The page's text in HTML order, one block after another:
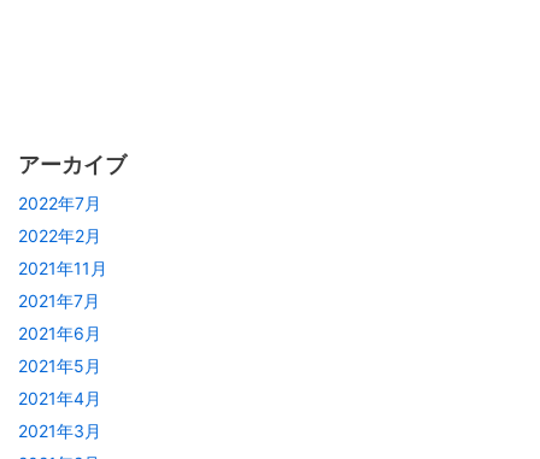
アーカイブ
2022年7月
2022年2月
2021年11月
2021年7月
2021年6月
2021年5月
2021年4月
2021年3月